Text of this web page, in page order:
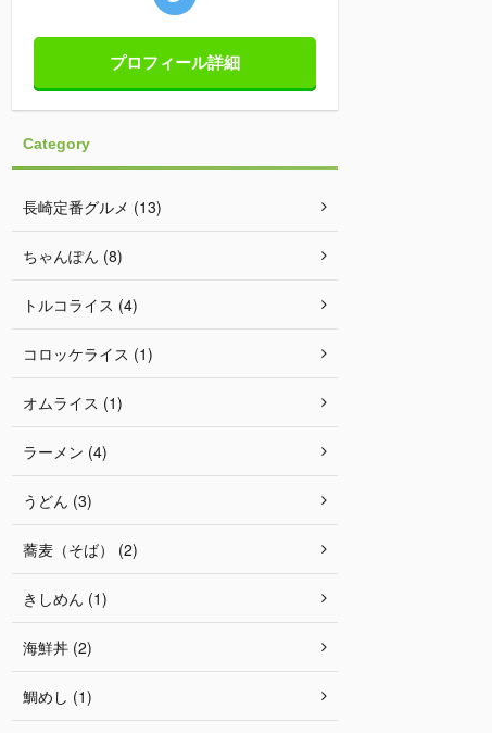
プロフィール詳細
Category
長崎定番グルメ (13)
ちゃんぽん (8)
トルコライス (4)
コロッケライス (1)
オムライス (1)
ラーメン (4)
うどん (3)
蕎麦（そば） (2)
きしめん (1)
海鮮丼 (2)
鯛めし (1)